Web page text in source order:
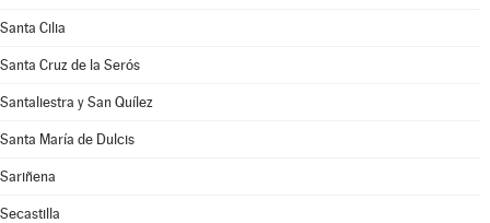
Santa Cilia
Santa Cruz de la Serós
Santaliestra y San Quílez
Santa María de Dulcis
Sariñena
Secastilla